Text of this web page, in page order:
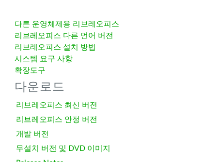
다른 운영체제용 리브레오피스
리브레오피스 다른 언어 버전
리브레오피스 설치 방법
시스템 요구 사항
확장도구
다운로드
리브레오피스 최신 버전
리브레오피스 안정 버전
개발 버전
무설치 버전 및 DVD 이미지